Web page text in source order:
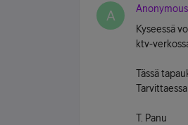
A Anonymous
Kyseessä
ktv-
Tässä
T. Panu